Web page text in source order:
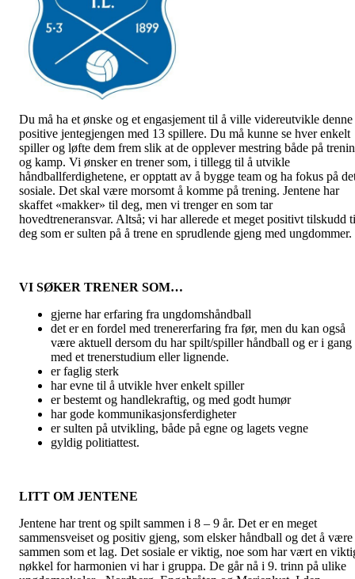
Du må ha et ønske og et engasjement til å ville videreutvikle denne
positive jentegjengen med 13 spillere. Du må kunne se hver enkelt
spiller og løfte dem frem slik at de opplever mestring både på
og kamp. Vi ønsker en trener som, i tillegg til å utvikle
håndballferdighetene, er opptatt av å bygge team og ha fokus på
sosiale. Det skal være morsomt å komme på trening. Jentene har
skaffet «makker» til deg, men vi trenger en som tar
hovedtreneransvar. Altså; vi har allerede et meget positivt tilskudd
deg som er sulten på å trene en sprudlende gjeng med ungdommer.
VI SØKER TRENER SOM…
gjerne har erfaring fra ungdomshåndball
det er en fordel med trenererfaring fra før, men du kan også
være aktuell dersom du har spilt/spiller håndball og er i gang
med et trenerstudium eller lignende.
er faglig sterk
har evne til å utvikle hver enkelt spiller
er bestemt og handlekraftig, og med godt humør
har gode kommunikasjonsferdigheter
er sulten på utvikling, både på egne og lagets vegne
gyldig politiattest.
LITT OM JENTENE
Jentene har trent og spilt sammen i 8 – 9 år. Det er en meget
sammensveiset og positiv gjeng, som elsker håndball og det å være
sammen som et lag. Det sosiale er viktig, noe som har vært en
nøkkel for harmonien vi har i gruppa. De går nå i 9. trinn på ulike